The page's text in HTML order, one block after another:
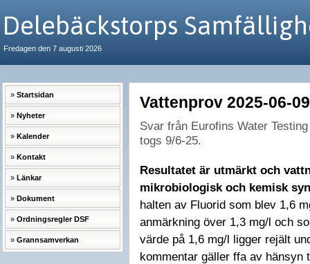
Delebäckstorps
Fredagen den 7 augusti 2026
Startsidan
Nyheter
Kalender
Kontakt
Länkar
Dokument
Ordningsregler DSF
Grannsamverkan
Vattenprov 2025-06-09
Svar från Eurofins Water
togs 9/6-25.
Resultatet är utmärkt och
mikrobiologisk och kemisk
halten av Fluorid som blev 1,6
anmärkning över 1,3 mg/l och
värde på 1,6 mg/l ligger rejält
kommentar gäller ffa av hänsyn